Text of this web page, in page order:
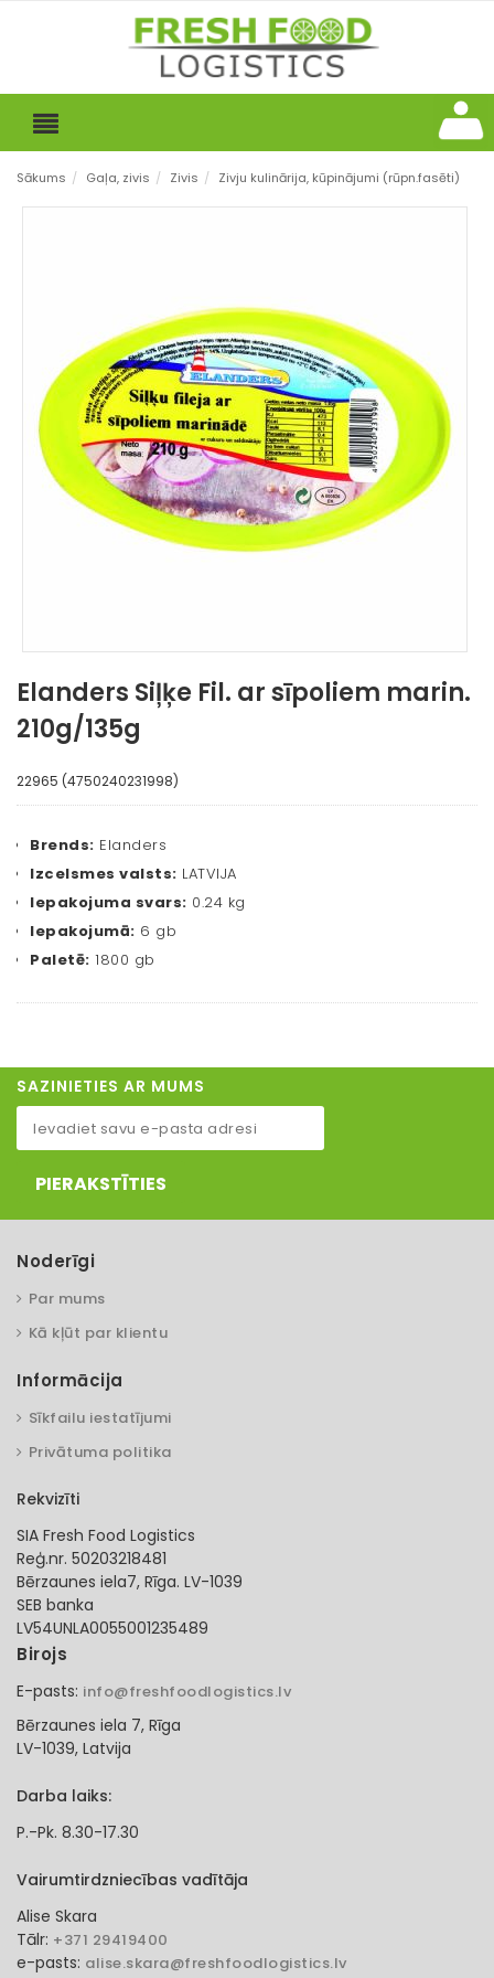
Sākums / Gaļa, zivis / Zivis / Zivju kulinārija, kūpinājumi (rūpn.fasēti)
Elanders Siļķe Fil. ar sīpoliem marin.
210g/135g
22965 (4750240231998)
Brends: Elanders
Izcelsmes valsts: LATVIJA
Iepakojuma svars: 0.24 kg
Iepakojumā: 6 gb
Paletē: 1800 gb
SAZINIETIES AR MUMS
PIERAKSTĪTIES
Noderīgi
Par mums
Kā kļūt par klientu
Informācija
Sīkfailu iestatījumi
Privātuma politika
Rekvizīti
SIA Fresh Food Logistics
Reģ.nr. 50203218481
Bērzaunes iela7, Rīga. LV-1039
SEB banka
LV54UNLA0055001235489
Birojs
E-pasts: info@freshfoodlogistics.lv
Bērzaunes iela 7, Rīga
LV-1039, Latvija
Darba laiks:
P.-Pk. 8.30-17.30
Vairumtirdzniecības vadītāja
Alise Skara
Tālr: +371 29419400
e-pasts: alise.skara@freshfoodlogistics.lv